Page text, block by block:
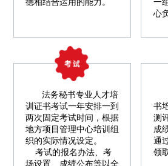
德相结合运用的能力。
一
心
法务秘书专业人才培
训证书考试一年安排一到
两次固定考试时间，根据
地方项目管理中心培训组
织的实际情况设定。
考试的报名办法、考
场设置、成绩公布等以全
书
测
成
通
领